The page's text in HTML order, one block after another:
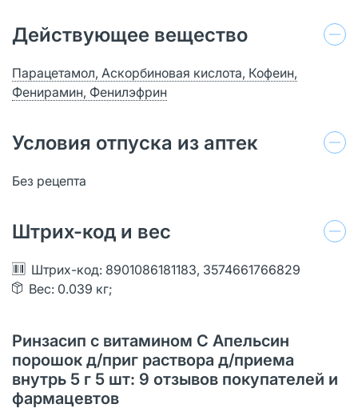
Действующее вещество
Парацетамол, Аскорбиновая кислота, Кофеин,
Фенирамин, Фенилэфрин
Условия отпуска из аптек
Без рецепта
Штрих-код и вес
Штрих-код: 8901086181183, 3574661766829
Вес: 0.039 кг;
Ринзасип с витамином С Апельсин
порошок д/приг раствора д/приема
внутрь 5 г 5 шт: 9 отзывов покупателей и
фармацевтов